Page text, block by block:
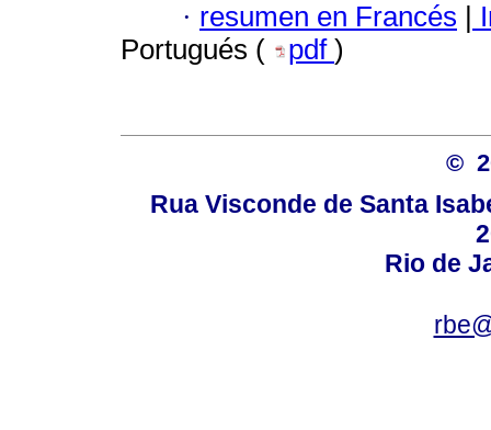
· resumen en Francés
Portugués (
pdf )
©
Rua Visconde de Santa
Rio de